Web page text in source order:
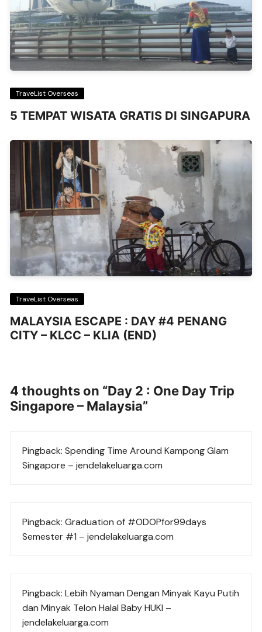
TraveList Overseas
5 TEMPAT WISATA GRATIS DI SINGAPURA
TraveList Overseas
MALAYSIA ESCAPE : DAY #4 PENANG
CITY – KLCC – KLIA (END)
4 thoughts on “Day 2 : One Day Trip
Singapore – Malaysia”
Pingback:Spending Time Around Kampong Glam
Singapore – jendelakeluarga.com
Pingback:Graduation of #ODOPfor99days
Semester #1 – jendelakeluarga.com
Pingback:Lebih Nyaman Dengan Minyak Kayu Putih
dan Minyak Telon Halal Baby HUKI –
jendelakeluarga.com